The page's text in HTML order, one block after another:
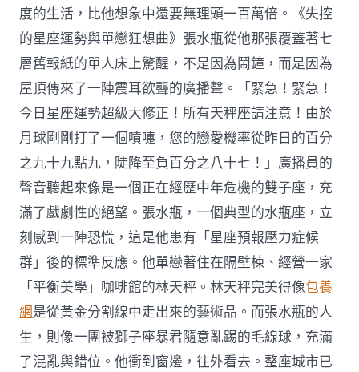
度的生活，比他想象中還要無理頭一百萬倍。《失控
的星座運勢與單戀狂想曲》張水瓶從他那張覆蓋著七
層舊報紙的單人床上驚醒，不是因為鬧鐘，而是因為
屋頂傳來了一陣震耳欲聾的廣播聲。「緊急！緊急！
今日星座運勢超級大修正！所有天秤座請注意！由於
月球剛剛打了一個噴嚏，您的戀愛機率從昨日的百分
之九十九點九，陡降至負百分之八十七！」廣播員的
聲音聽起來像是一個正在經歷中年危機的雙子座，充
滿了戲劇性的絕望。張水瓶，一個典型的水瓶座，立
刻感到一陣恐慌，這是他患有「星座預報壓力症候
群」後的標準反應。他單戀著住在隔壁棟、經營一家
「平衡美學」咖啡館的林天秤。林天秤完美得像包養
網是從黃金分割線中走出來的藝術品。而張水瓶的人
生，則像一團被獅子座暴君隨意亂踢的毛線球，充滿
了混亂與錯位。他衝到窗邊，往外看去。整座城市已